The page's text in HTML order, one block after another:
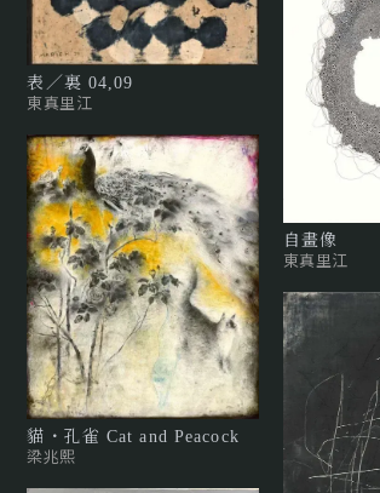
表／裏 04,09
東真里江
貓・孔雀 Cat and Peacock
梁兆熙
自畫像
東真里江